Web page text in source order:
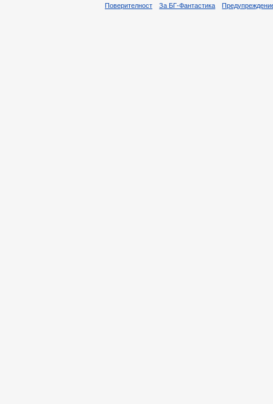
Поверителност За БГ-Фантастика